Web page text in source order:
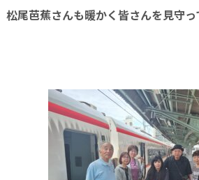
松尾芭蕉さんも暖かく皆さんを見守っ